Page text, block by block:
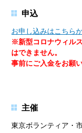
申込
お申し込みはこちら
※新型コロナウィル
はできません。
事前にご入金をお願
主催
東京ボランティア・